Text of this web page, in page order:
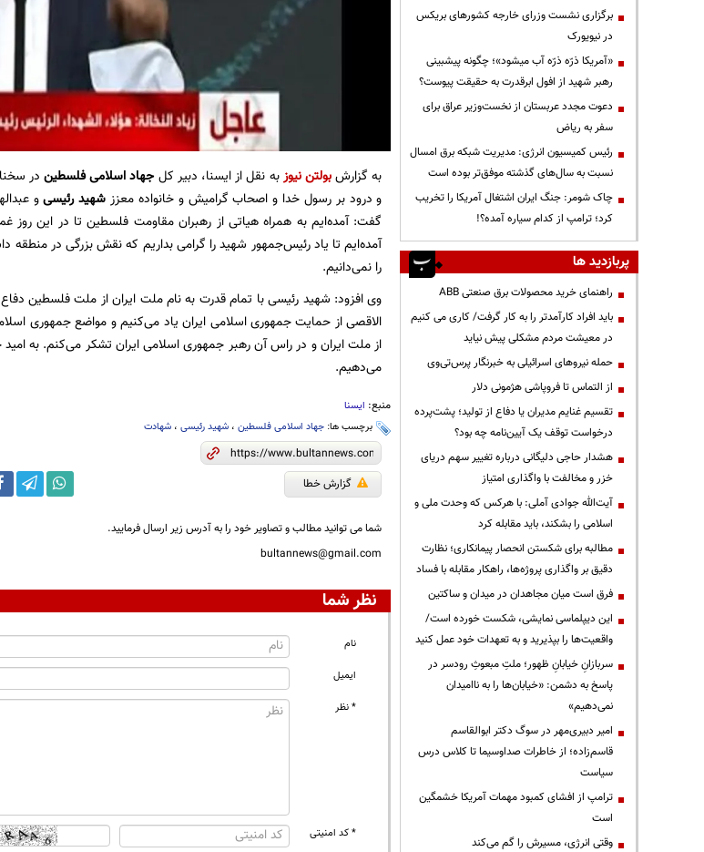
به گزارشبولتن نیوزبه نقل از ایسنا، دبیر کلجهاد اسلامیفلسطین در
و درود بر رسول خدا و اصحاب گرامیش و خانواده معزز شهید رئیسیو
گفت: آمده‌ایم به همراه هیاتی از رهبران مقاومت فلسطین تا در این روز
آمده‌ایم تا یاد رئیس‌جمهور شهید را گرامی بداریم که نقش بزرگی در منطقه
را نمی‌دانیم.
وی افزود: شهید رئیسی با تمام قدرت به نام ملت ایران از ملت فلسطین
الاقصی از حمایت جمهوری اسلامی ایران یاد می‌کنیم و مواضع جمهوری
از ملت ایران و در راس آن رهبر جمهوری اسلامی ایران تشکر می‌کنم. به
می‌دهیم.
منبع: ایسنا
برچسب ها: جهاد اسلامی فلسطین، شهید رئیسی، شهادت
گزارش خطا
شما می توانید مطالب و تصاویر خود را به آدرس زیر ارسال فرمایید.
bultannews@gmail.com
نظر شما
نام
ایمیل
* نظر
* کد امنیتی
برگزاری نشست وزرای خارجه کشورهای بریکس
در نیویورک
«آمریکا ذرّه ذرّه آب میشود»؛ چگونه پیشبینی
رهبر شهید از افول ابرقدرت به حقیقت پیوست؟
دعوت مجدد عربستان از نخست‌وزیر عراق برای
سفر به ریاض
رئیس کمیسیون انرژی: مدیریت شبکه برق امسال
نسبت به سال‌های گذشته موفق‌تر بوده است
چاک شومر: جنگ ایران اشتغال آمریکا را تخریب
کرد؛ ترامپ از کدام سیاره آمده؟!
پربازدید ها
راهنمای خرید محصولات برق صنعتی ABB
باید افراد کارآمدتر را به کار گرفت/ کاری می کنیم
در معیشت مردم مشکلی پیش نیاید
حمله نیروهای اسرائیلی به خبرنگار پرس‌تی‌وی
از التماس تا فروپاشی هژمونی دلار
تقسیم غنایم مدیران یا دفاع از تولید؛ پشت‌پرده
درخواست توقف یک آیین‌نامه چه بود؟
هشدار حاجی دلیگانی درباره تغییر سهم دریای
خزر و مخالفت با واگذاری امتیاز
آیت‌الله جوادی آملی: با هرکس که وحدت ملی و
اسلامی را بشکند، باید مقابله کرد
مطالبه برای شکستن انحصار پیمانکاری؛ نظارت
دقیق بر واگذاری پروژه‌ها، راهکار مقابله با فساد
فرق است میان مجاهدان در میدان و ساکتین
این دیپلماسی نمایشی، شکست خورده است/
واقعیت‌ها را بپذیرید و به تعهدات خود عمل کنید
سربازانِ خیابانِ ظهور؛ ملتِ مبعوثِ رودسر در
پاسخ به دشمن: «خیابان‌ها را به ناامیدان
نمی‌دهیم»
امیر دبیری‌مهر در سوگ دکتر ابوالقاسم
قاسم‌زاده؛ از خاطرات صداوسیما تا کلاس درس
سیاست
ترامپ از افشای کمبود مهمات آمریکا خشمگین
است
وقتی انرژی، مسیرش را گم می‌کند